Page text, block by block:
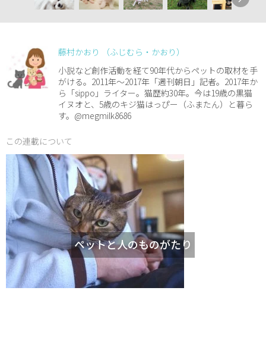
藤村かおり （ふじむら・かおり）
小説など創作活動を経て90年代からペットの取材を手
がける。2011年～2017年「週刊朝日」記者。2017年か
ら「sippo」ライター。猫歴約30年。今は19歳の黒猫
イヌオと、5歳のキジ猫はっぴー（ふまたん）と暮ら
す。@megmilk8686
この連載について
ペットと人のものがたり